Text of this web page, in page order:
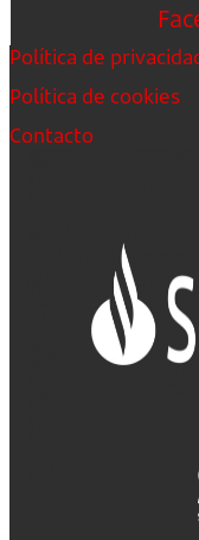
Política de
Política de cookies
Contacto